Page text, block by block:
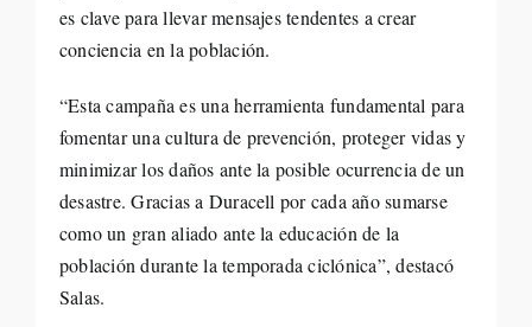
es clave para llevar mensajes tendentes a crear
conciencia en la población.
“Esta campaña es una herramienta fundamental para
fomentar una cultura de prevención, proteger vidas y
minimizar los daños ante la posible ocurrencia de un
desastre. Gracias a Duracell por cada año sumarse
como un gran aliado ante la educación de la
población durante la temporada ciclónica”, destacó
Salas.